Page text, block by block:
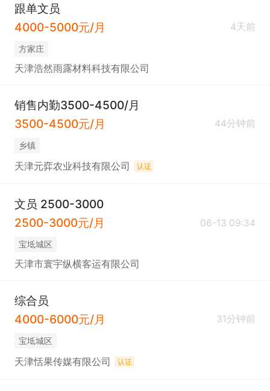
跟单文员
4000-5000元/月
4天前
方家庄
天津浩然雨露材料科技有限公司
销售内勤3500-4500/月
3500-4500元/月
44分钟前
乡镇
天津元弈农业科技有限公司 认证
文员 2500-3000
2500-3000元/月
06-13 09:34
宝坻城区
天津市寰宇纵横客运有限公司
综合员
4000-6000元/月
31分钟前
宝坻城区
天津恬果传媒有限公司 认证